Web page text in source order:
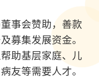
事会赞助，善款
募集发展资金。
助基层家庭、儿
友等需要人才。